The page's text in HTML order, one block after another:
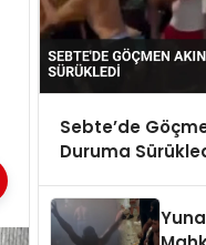
Sebte’de
Duruma